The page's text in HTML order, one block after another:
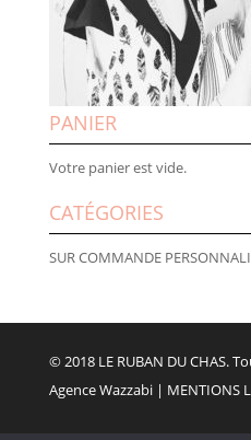
PANIER
Votre panier est vide.
CATÉGORIES
SUR COMMANDE
© 2018 LE RUBAN DU CHAS.
Agence Wazzabi| MENTIONS